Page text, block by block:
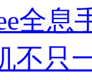
全息
不只